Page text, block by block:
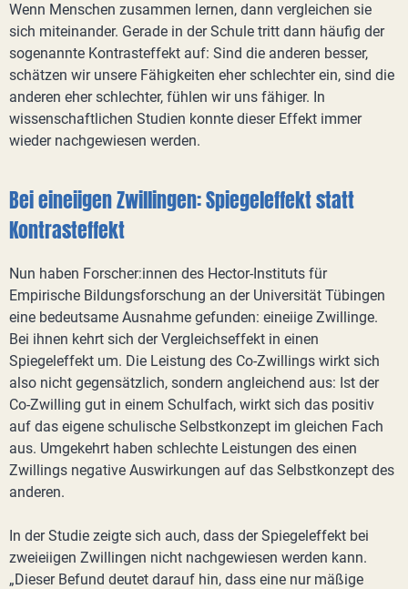
Wenn Menschen zusammen lernen, dann vergleichen sie
sich miteinander. Gerade in der Schule tritt dann häufig der
sogenannte Kontrasteffekt auf: Sind die anderen besser,
schätzen wir unsere Fähigkeiten eher schlechter ein, sind die
anderen eher schlechter, fühlen wir uns fähiger. In
wissenschaftlichen Studien konnte dieser Effekt immer
wieder nachgewiesen werden.
Bei eineiigen Zwillingen: Spiegeleffekt statt
Kontrasteffekt
Nun haben Forscher:innen des Hector-Instituts für
Empirische Bildungsforschung an der Universität Tübingen
eine bedeutsame Ausnahme gefunden: eineiige Zwillinge.
Bei ihnen kehrt sich der Vergleichseffekt in einen
Spiegeleffekt um. Die Leistung des Co-Zwillings wirkt sich
also nicht gegensätzlich, sondern angleichend aus: Ist der
Co-Zwilling gut in einem Schulfach, wirkt sich das positiv
auf das eigene schulische Selbstkonzept im gleichen Fach
aus. Umgekehrt haben schlechte Leistungen des einen
Zwillings negative Auswirkungen auf das Selbstkonzept des
anderen.
In der Studie zeigte sich auch, dass der Spiegeleffekt bei
zweieiigen Zwillingen nicht nachgewiesen werden kann.
„Dieser Befund deutet darauf hin, dass eine nur mäßige